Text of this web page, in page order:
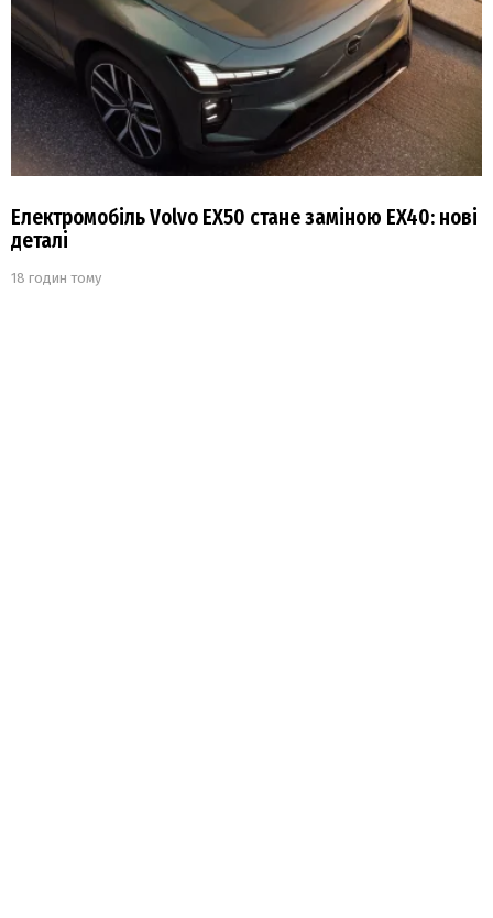
Електромобіль Volvo EX50 стане заміною EX40: нові
деталі
18 годин тому